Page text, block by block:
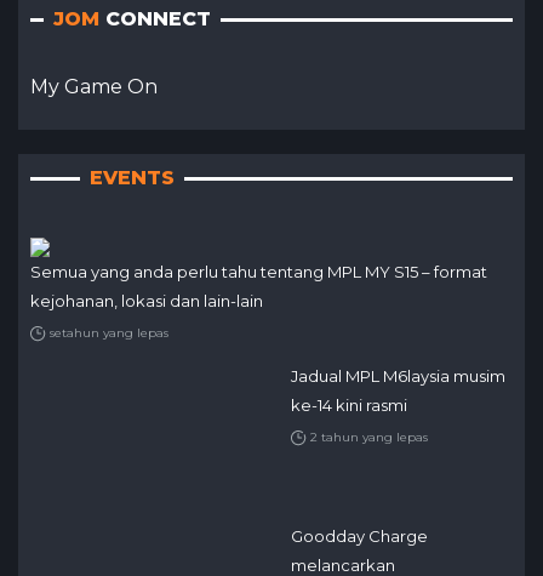
JOM CONNECT
My Game On
EVENTS
Semua yang anda perlu tahu tentang MPL MY S15 – format
kejohanan, lokasi dan lain-lain
setahun yang lepas
Jadual MPL M6laysia musim
ke-14 kini rasmi
2 tahun yang lepas
Goodday Charge
melancarkan